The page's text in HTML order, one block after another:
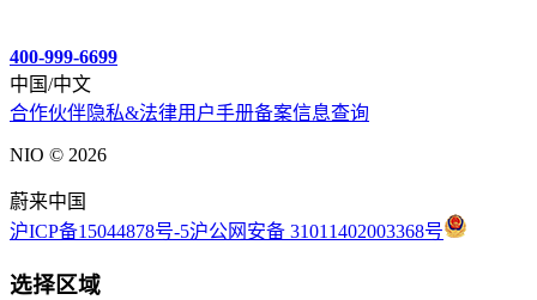
400-999-6699
中国/中文
合作伙伴隐私&法律用户手册备案信息查询
NIO © 2026
蔚来中国
沪ICP备15044878号-5沪公网安备 31011402003368号
选择区域